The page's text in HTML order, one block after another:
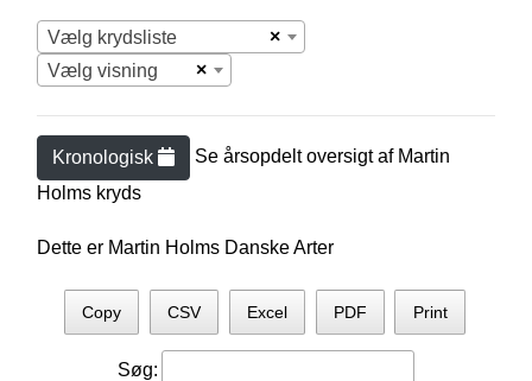
×
Vælg krydsliste
×
Vælg visning
Kronologisk Se årsopdelt oversigt af Martin
Holms kryds
Dette er Martin Holms Danske Arter
Copy CSV Excel PDF Print
Søg: